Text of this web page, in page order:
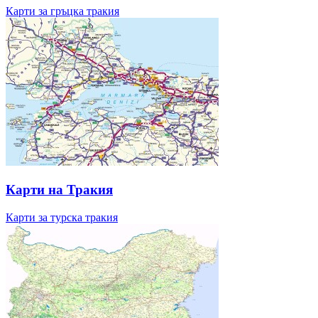
Карти за гръцка тракия
Карти на Тракия
Карти за турска тракия